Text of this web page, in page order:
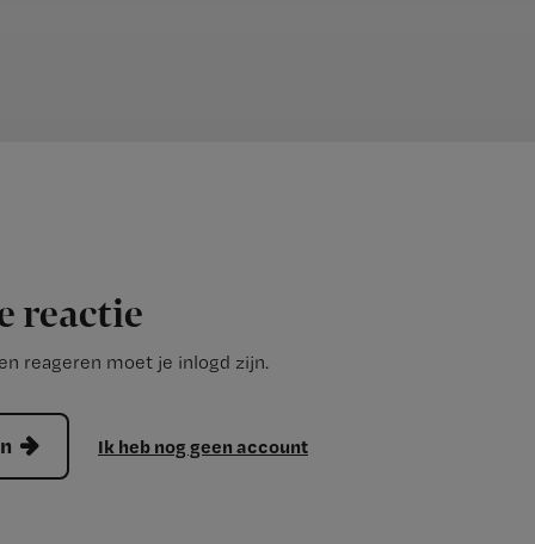
reactie
reageren moet je inlogd zijn.
Ik heb nog geen account